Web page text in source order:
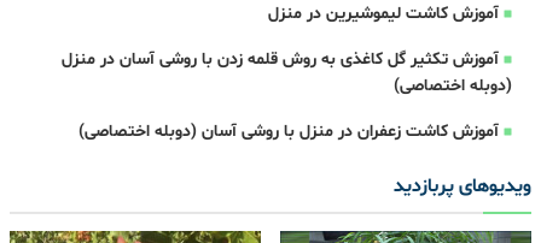
آموزش کاشت لیموشیرین در منزل
آموزش تکثیر گل کاغذی به روش قلمه زدن با روشی آسان در منزل
(دوبله اختصاصی)
آموزش کاشت زعفران در منزل با روشی آسان (دوبله اختصاصی)
ویدیوهای پربازدید